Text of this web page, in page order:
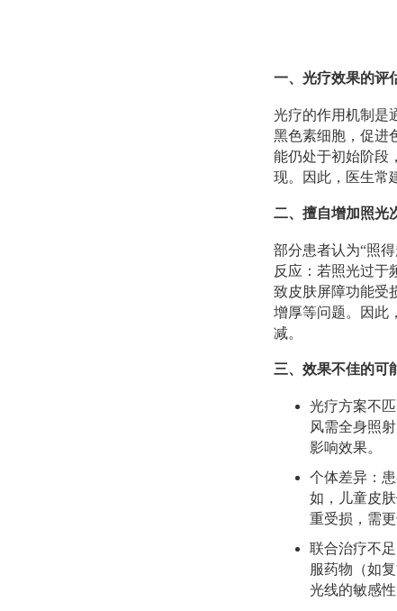
一、光疗效果的评
光疗的作用机制是
黑色素细胞，促进
能仍处于初始阶段
现。因此，医生常
二、擅自增加照光
部分患者认为“照
反应：若照光过于
致皮肤屏障功能受
增厚等问题。因此
减。
三、效果不佳的可
光疗方案不
风需全身照
影响效果。
个体差异：
如，儿童皮
重受损，需更
联合治疗不
服药物（如
光线的敏感性